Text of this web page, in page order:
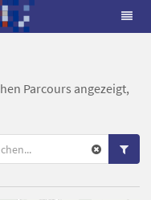
Parcours angezeigt,